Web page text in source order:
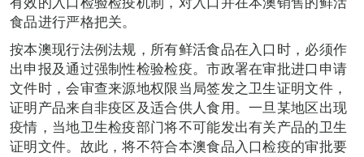
食品进行严格把关。
按本澳现行法例法规，所有鲜活食品在入口时，必须作
出申报及通过强制性检验检疫。市政署在审批进口申请
文件时，会审查来源地权限当局签发之卫生证明文件，
证明产品来自非疫区及适合供人食用。一旦某地区出现
疫情，当地卫生检疫部门将不可能发出有关产品的卫生
证明文件。故此，将不符合本澳食品入口检疫的审批要